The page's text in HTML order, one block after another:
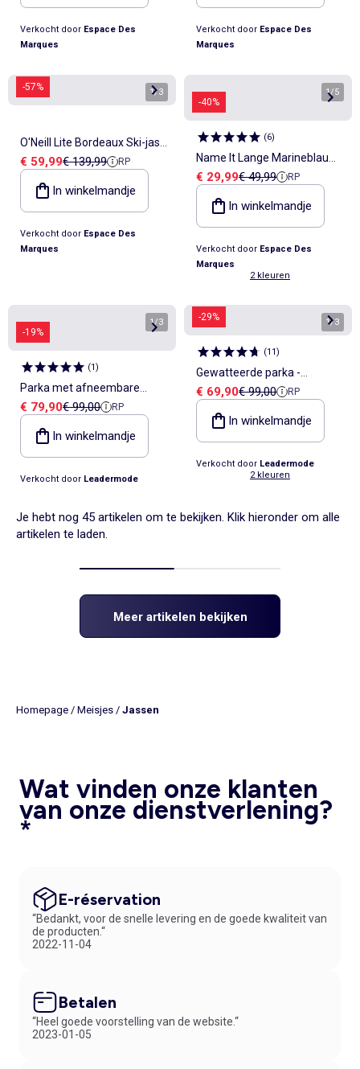
Verkocht door Espace Des
Marques
Verkocht door Espace Des
Marques
-57% 1/3
O'Neill Lite Bordeaux Ski-jas
Meisjes
Verkoopprijs
€ 59,99Referentieprijs
€ 139,99 RP
In winkelmandje
Verkocht door Espace Des
Marques
-40%
1/5
(6)
Name It Lange Marineblauwe
Meisjes Winterjas
Verkoopprijs
€ 29,99Referentieprijs
€ 49,99 RP
In winkelmandje
Verkocht door Espace Des
Marques
2 kleuren
-19%
1/3
(1)
Parka met afneembare
bontvoering - Paragoose
Verkoopprijs
€ 79,90Referentieprijs
€ 99,00 RP
In winkelmandje
Verkocht door Leadermode
-29% 1/3
(11)
Gewatteerde parka -
Paragoose
Verkoopprijs
€ 69,90Referentieprijs
€ 99,00 RP
In winkelmandje
Verkocht door Leadermode
2 kleuren
Je hebt nog 45 artikelen om te bekijken. Klik hieronder om alle
artikelen te laden.
Meer artikelen bekijken
Homepage / Meisjes / Jassen
Wat vinden onze klanten
van onze dienstverlening?
*
E-réservation
“Bedankt, voor de snelle levering en de goede kwaliteit van
de producten.“
2022-11-04
Betalen
“Heel goede voorstelling van de website.“
2023-01-05